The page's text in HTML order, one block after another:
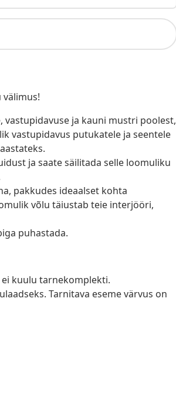
ja kauni mustri poolest,
vastupidavus putukatele ja seentele
ja saate säilitada selle loomuliku
pakkudes ideaalset kohta
võlu täiustab teie interjööri,
puhastada.
kuulu tarnekomplekti.
Tarnitava eseme värvus on